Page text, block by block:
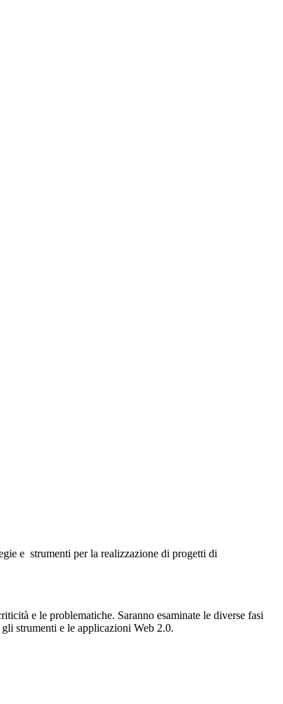
e strumenti per la realizzazione di progetti di
e le problematiche. Saranno esaminate le diverse fasi
strumenti e le applicazioni Web 2.0.